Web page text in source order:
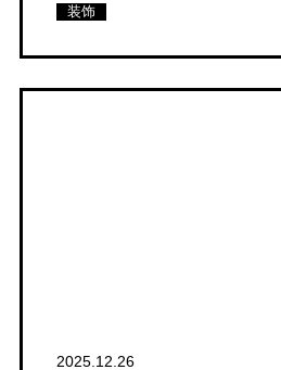
装饰
2025.12.26